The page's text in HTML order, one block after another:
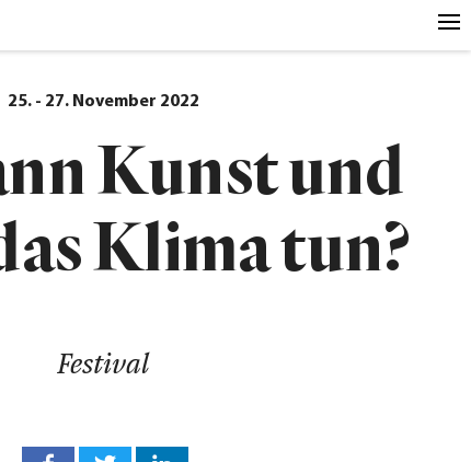
25. - 27. November 2022
Kunst und
Klima tun?
Festival